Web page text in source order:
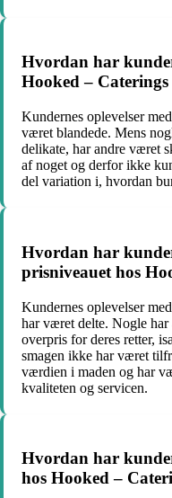
Hvordan har
Hooked –
Kundernes oplevelser
været blandede. Mens
delikate, har andre været
af noget og derfor ikke
del variation i, hvordan
Hvordan har
prisniveauet hos
Kundernes oplevelser
har været delte. Nogle har
overpris for deres retter,
smagen ikke har været
værdien i maden og har
kvaliteten og servicen.
Hvordan har
hos Hooked –